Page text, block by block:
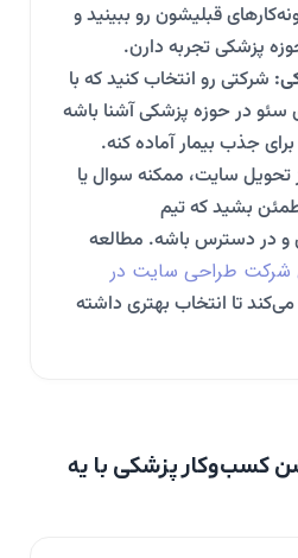
قبلیشون رو ببینید و
پزشکی تجربه دارن.
شرکتی رو انتخاب کنید که با
در حوزه پزشکی آشنا باشه
جذب بیمار آماده کنه.
تحویل سایت، ممکنه سوال یا
بشید که تیم
و در دسترس باشه. مطالعه
شرکت طراحی سایت در
تا انتخاب بهتری داشته
کسب‌وکار پزشکی با یه